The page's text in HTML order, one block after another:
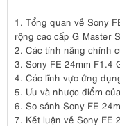
1. Tổng quan về Sony
rộng cao cấp G Master
2. Các tính năng chính
3. Sony FE 24mm F1.4
4. Các lĩnh vực ứng
5. Ưu và nhược điểm
6. So sánh Sony FE
7. Kết luận về Sony FE